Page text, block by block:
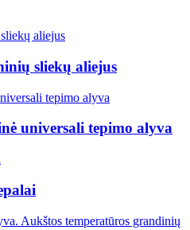
sliekų aliejus
universali tepimo alyva